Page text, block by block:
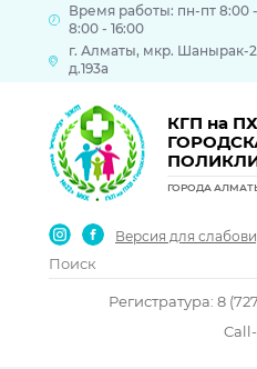
г. Алматы, мкр. Шанырак-
д.193а
Время работы: пн-пт 8:00
8:00 - 16:00
КГП на
ГОРОДА
Версия для
Регистратура: 8